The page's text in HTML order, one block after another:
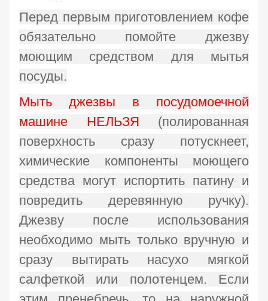
Перед первым приготовлением кофе
обязательно помойте джезву
моющим средством для мытья
посуды.
Мыть джезвы в посудомоечной
машине НЕЛЬЗЯ (полированная
поверхность сразу потускнеет,
химические компоненты моющего
средства могут испортить патину и
повредить деревянную ручку).
Джезву после использования
необходимо мыть только вручную и
сразу вытирать насухо мягкой
салфеткой или полотенцем. Если